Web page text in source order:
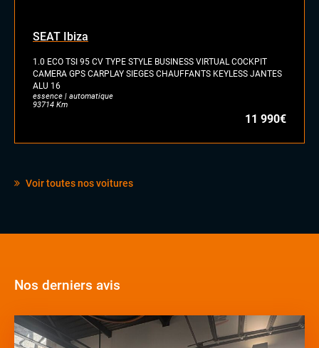
SEAT Ibiza
1.0 ECO TSI 95 CV TYPE STYLE BUSINESS VIRTUAL COCKPIT
CAMERA GPS CARPLAY SIEGES CHAUFFANTS KEYLESS JANTES
ALU 16
essence | automatique
93714 Km
11 990€
Voir toutes nos voitures
Nos derniers avis